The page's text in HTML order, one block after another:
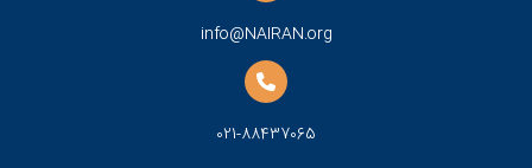
info@NAIRAN.org
021-88437065